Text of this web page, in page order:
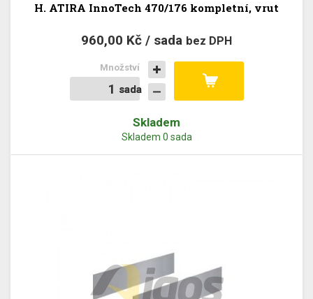
H. ATIRA InnoTech 470/176 kompletní, vrut
960,00 Kč / sada bez DPH
sada
sada
Množství
Skladem
Skladem 0 sada